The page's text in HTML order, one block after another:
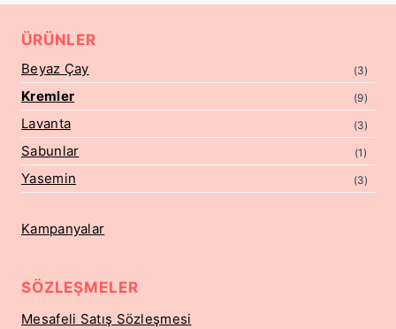
ÜRÜNLER
Beyaz Çay (3)
Kremler (9)
Lavanta (3)
Sabunlar (1)
Yasemin (3)
Kampanyalar
SÖZLEŞMELER
Mesafeli Satış Sözleşmesi